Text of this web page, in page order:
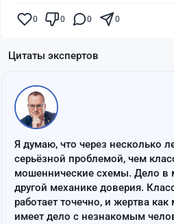
0 0 0 0
Цитаты экспертов
Я думаю, что через несколько
серьёзной проблемой, чем
мошеннические схемы. Дело в
другой механике доверия.
работает точечно, и жертва
имеет дело с незнакомым